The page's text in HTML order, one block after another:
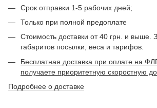
Срок отправки 1-5 рабочих дней;
Только при полной предоплате
Стоимость доставки от 40 грн. и выше.
габаритов посылки, веса и тарифов.
Бесплатная доставка при оплате на
получаете приоритетную скоростную
Подробнее о доставке